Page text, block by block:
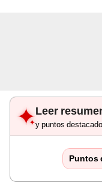
Leer
y puntos
Puntos